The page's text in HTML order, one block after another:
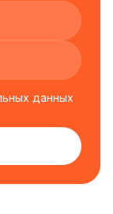
данных